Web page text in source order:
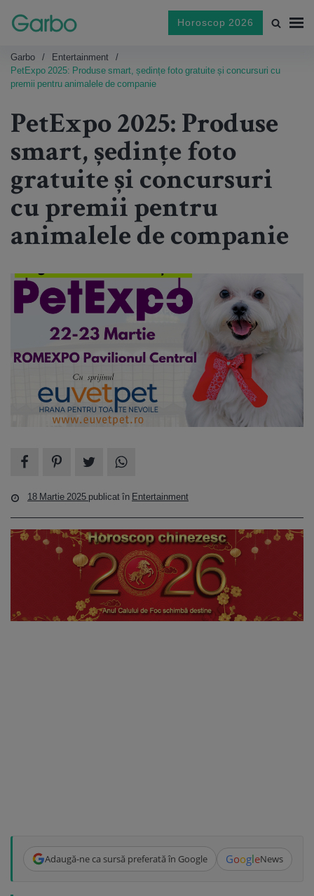
Horoscop 2026
Garbo
Entertainment
PetExpo 2025: Produse smart, ședințe foto gratuite și concursuri cu
premii pentru animalele de companie
PetExpo 2025: Produse
smart, ședințe foto
gratuite și concursuri
cu premii pentru
animalele de companie
18 Martie 2025 publicat în Entertainment
Adaugă-ne ca sursă preferată în Google GoogleNews